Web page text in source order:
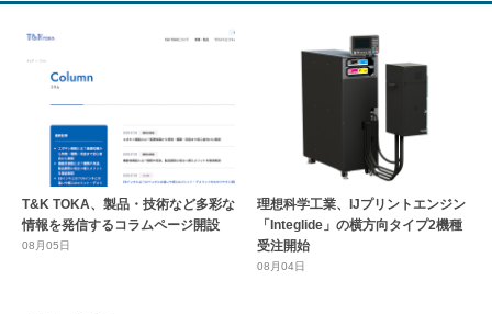
T&K TOKA、製品・技術など多彩な
情報を発信するコラムページ開設
08月05日
理想科学工業、IJプリントエンジン
「Integlide」の横方向タイプ2機種
受注開始
08月04日